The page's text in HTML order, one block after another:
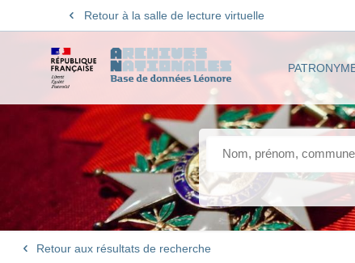
Retour à la salle de lecture virtuelle
Retour aux résultats de recherche